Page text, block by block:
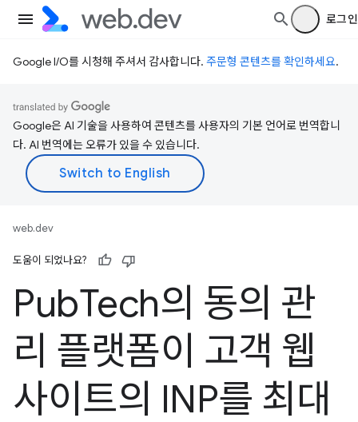
로그인
Google I/O를 시청해 주셔서 감사합니다. 주문형 콘텐츠를 확인하세요.
Google은 AI 기술을 사용하여 콘텐츠를 사용자의 기본 언어로 번역합니
다. AI 번역에는 오류가 있을 수 있습니다.
web.dev
도움이 되었나요?
PubTech의 동의 관
리 플랫폼이 고객 웹
사이트의 INP를 최대